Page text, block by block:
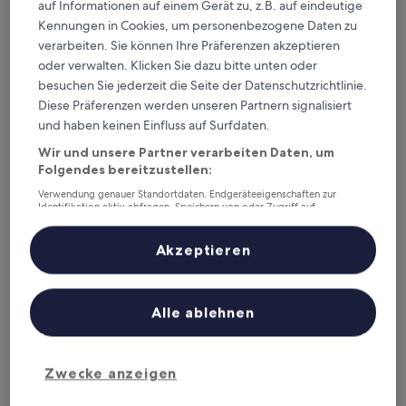
Außergewöhnlich,
(83
Bewertungen)
129 €
inkl. Steuern & Gebühren
12. Aug.–13. Aug.
Hotel Baltaci U Náhonu
Hotel Baltaci U Náhonu
3.0-
Sterne-
Unterkunft
Zlin
8.4
10,
Hotel Baltaci U Náhonu
auf Informationen auf einem Gerät zu, z.B. auf eindeutige
Kennungen in Cookies, um personenbezogene Daten zu
verarbeiten. Sie können Ihre Präferenzen akzeptieren
oder verwalten. Klicken Sie dazu bitte unten oder
besuchen Sie jederzeit die Seite der Datenschutzrichtlinie.
Diese Präferenzen werden unseren Partnern signalisiert
und haben keinen Einfluss auf Surfdaten.
Wir und unsere Partner verarbeiten Daten, um
Folgendes bereitzustellen:
Verwendung genauer Standortdaten. Endgeräteeigenschaften zur
Identifikation aktiv abfragen. Speichern von oder Zugriff auf
Inhalte, Messung von Werbeleistung und der Performance von Inhalten,
Zielgruppenforschung sowie Entwicklung und Verbesserung von
Liste der Partner (Lieferanten)
Zwecke anzeigen
Alle ablehnen
Akzeptieren